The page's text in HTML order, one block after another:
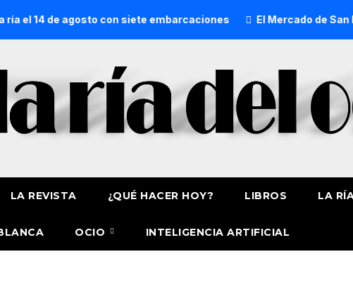
14 de agosto con siete embarcaciones El Mercado de San
LA REVISTA ¿QUÉ HACER HOY? LIBROS LA
OCIO INTELIGENCIA ARTIFICIAL